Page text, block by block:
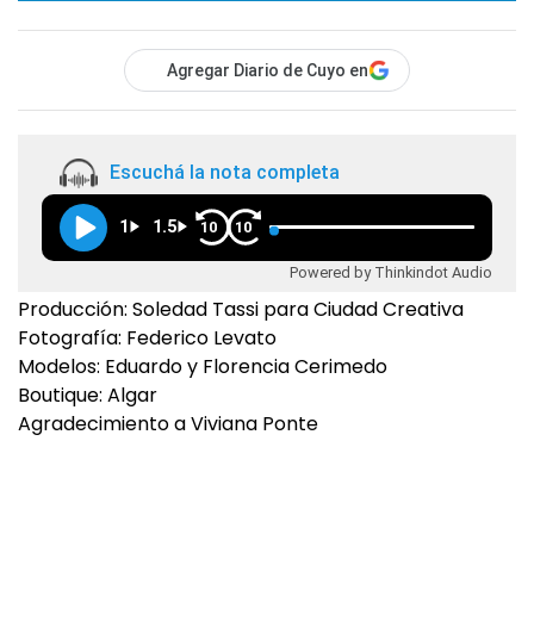
Agregar Diario de Cuyo en
Escuchá la nota completa
1 1.5 10 10
Powered by Thinkindot Audio
Producción: Soledad Tassi para Ciudad Creativa
Fotografía: Federico Levato
Modelos: Eduardo y Florencia Cerimedo
Boutique: Algar
Agradecimiento a Viviana Ponte